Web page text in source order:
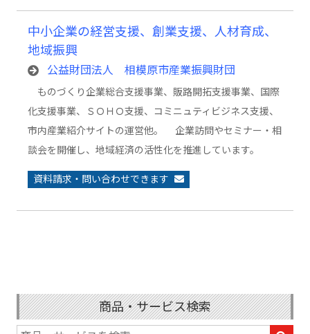
中小企業の経営支援、創業支援、人材育成、
地域振興
公益財団法人 相模原市産業振興財団
ものづくり企業総合支援事業、販路開拓支援事業、国際
化支援事業、ＳＯＨＯ支援、コミニュティビジネス支援、
市内産業紹介サイトの運営他。 企業訪問やセミナー・相
談会を開催し、地域経済の活性化を推進しています。
資料請求・問い合わせできます
商品・サービス検索